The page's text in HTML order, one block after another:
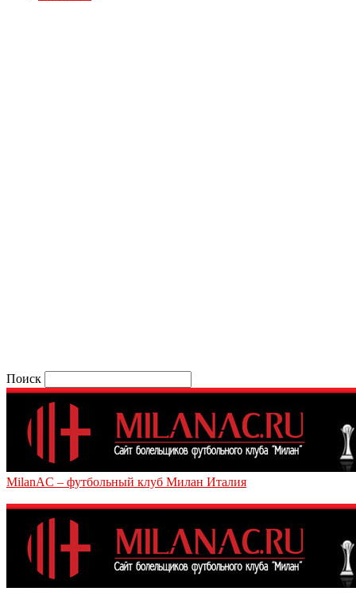
Поиск
MilanAC – футбольный клуб Милан Италия